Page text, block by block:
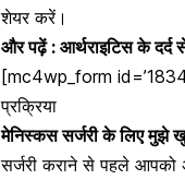
शेयर करें।
और पढ़ें : आर्थराइटिस के दर्द
[mc4wp_form
प्रक्रिया
मेनिस्कस सर्जरी के लिए मुझे
सर्जरी कराने से पहले